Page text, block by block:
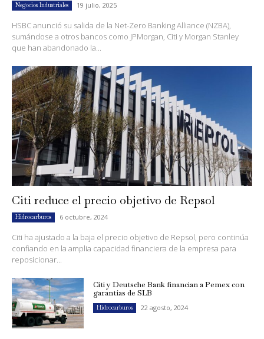
Negocios Industriales 19 julio, 2025
HSBC anunció su salida de la Net-Zero Banking Alliance (NZBA),
sumándose a otros bancos como JPMorgan, Citi y Morgan Stanley
que han abandonado la...
Citi reduce el precio objetivo de Repsol
Hidrocarburos 6 octubre, 2024
Citi ha ajustado a la baja el precio objetivo de Repsol, pero continúa
confiando en la amplia capacidad financiera de la empresa para
reposicionar...
Citi y Deutsche Bank financian a Pemex con
garantías de SLB
Hidrocarburos 22 agosto, 2024